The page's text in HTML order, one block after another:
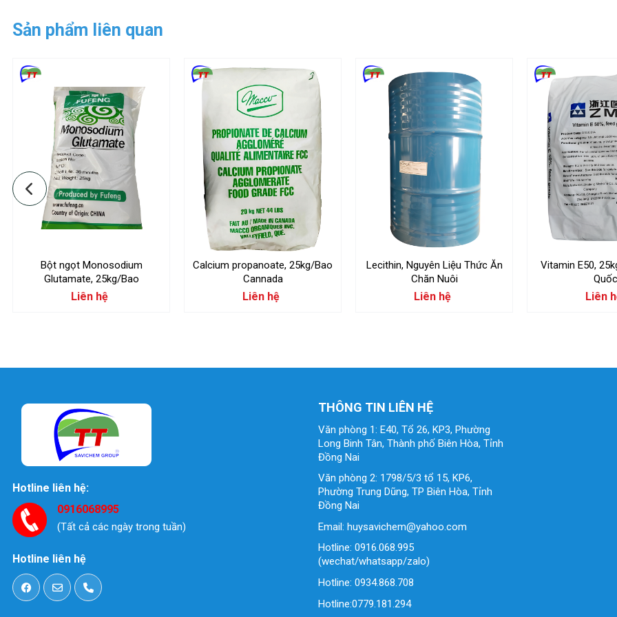
Sản phẩm liên quan
Bột ngọt Monosodium
Glutamate, 25kg/Bao
Liên hệ
Calcium propanoate, 25kg/Bao
Cannada
Liên hệ
Lecithin, Nguyên Liệu Thức Ăn
Chăn Nuôi
Liên hệ
Vitamin E50,
Quốc
Liên
Hotline liên hệ:
0916068995
(Tất cả các ngày trong tuần)
Hotline liên hệ
THÔNG TIN LIÊN HỆ
Văn phòng 1: E40, Tổ 26, KP3, Phường
Long Binh Tân, Thành phố Biên Hòa, Tỉnh
Đồng Nai
Văn phòng 2: 1798/5/3 tổ 15, KP6,
Phường Trung Dũng, TP Biên Hòa, Tỉnh
Đồng Nai
Email: huysavichem@yahoo.com
Hotline: 0916.068.995
(wechat/whatsapp/zalo)
Hotline: 0934.868.708
Hotline:0779.181.294